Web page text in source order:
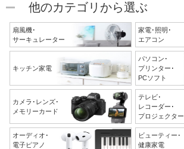
他のカテゴリから選ぶ
扇風機･
サーキュレーター
家電･照明･
エアコン
キッチン家電
パソコン･
プリンター･
PCソフト
カメラ･レンズ･
メモリーカード
テレビ･
レコーダー･
プロジェクター
オーディオ･
電子ピアノ
ビューティー･
健康家電